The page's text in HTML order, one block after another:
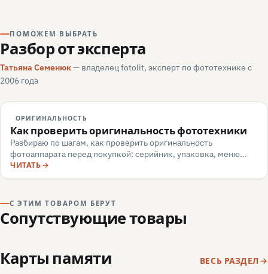
ПОМОЖЕМ ВЫБРАТЬ
Разбор от эксперта
Татьяна Семенюк— владелец fotolit, эксперт по фототехнике с
2006 года
ОРИГИНАЛЬНОСТЬ
Как проверить оригинальность фототехники
Разбираю по шагам, как проверить оригинальность
фотоаппарата перед покупкой: серийник, упаковка, меню
камеры, маркировка, документы — и какие красные флаги
говорят о подделке или сером импорте.
ЧИТАТЬ
С ЭТИМ ТОВАРОМ БЕРУТ
Сопутствующие товары
Карты памяти ВЕСЬ РАЗДЕЛ